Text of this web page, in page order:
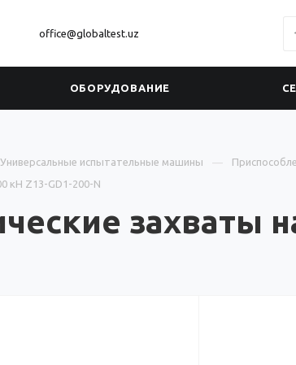
office@globaltest.uz
ОБОРУДОВАНИЕ
Универсальные испытательные машины
кН Z13-GD1-200-N
захваты